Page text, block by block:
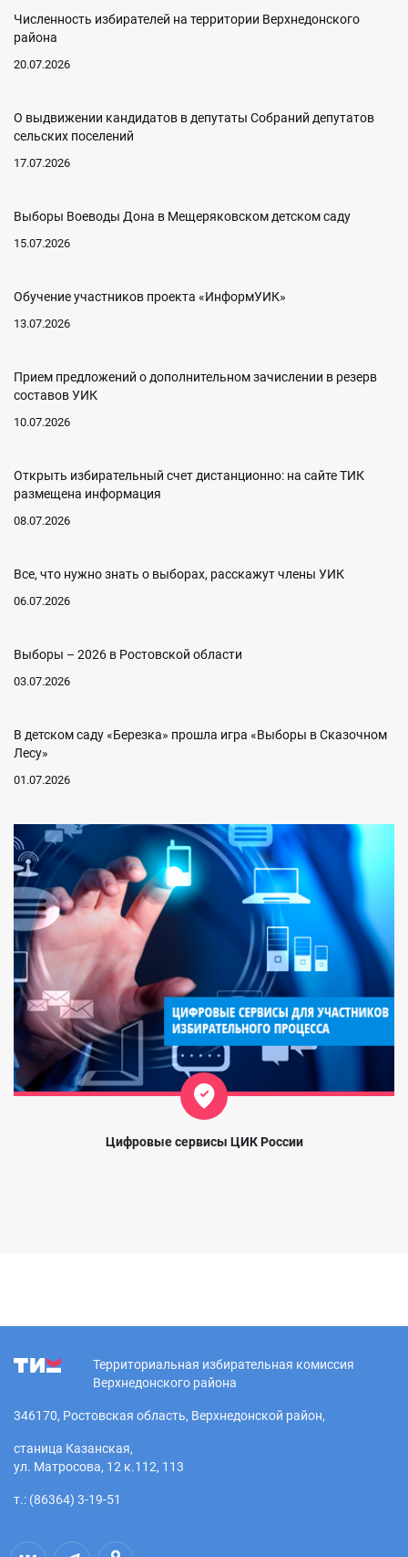
Численность избирателей на территории Верхнедонского
района
20.07.2026
О выдвижении кандидатов в депутаты Собраний депутатов
сельских поселений
17.07.2026
Выборы Воеводы Дона в Мещеряковском детском саду
15.07.2026
Обучение участников проекта «ИнформУИК»
13.07.2026
Прием предложений о дополнительном зачислении в резерв
составов УИК
10.07.2026
Открыть избирательный счет дистанционно: на сайте ТИК
размещена информация
08.07.2026
Все, что нужно знать о выборах, расскажут члены УИК
06.07.2026
Выборы – 2026 в Ростовской области
03.07.2026
В детском саду «Березка» прошла игра «Выборы в Сказочном
Лесу»
01.07.2026
Цифровые сервисы ЦИК России
Территориальная избирательная комиссия
Верхнедонского района
346170, Ростовская область, Верхнедонской район,
станица Казанская,
ул. Матросова, 12 к.112, 113
т.: (86364) 3-19-51